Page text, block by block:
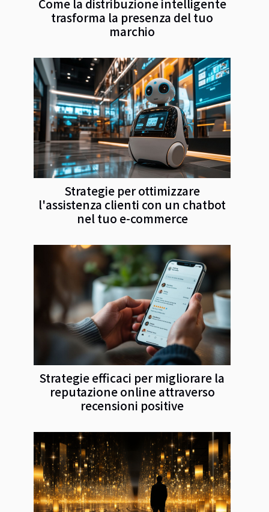
Come la distribuzione intelligente
trasforma la presenza del tuo
marchio
Strategie per ottimizzare
l'assistenza clienti con un chatbot
nel tuo e-commerce
Strategie efficaci per migliorare la
reputazione online attraverso
recensioni positive